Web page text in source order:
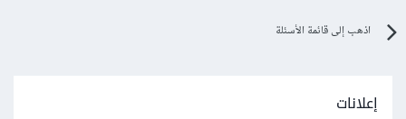
اذهب إلى قائمة الأسئلة
إعلانات